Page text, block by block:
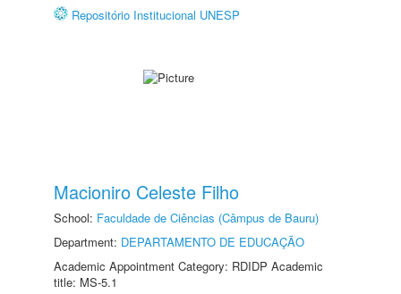
Repositório Institucional UNESP
Macioniro Celeste Filho
School: Faculdade de Ciências (Câmpus de Bauru)
Department: DEPARTAMENTO DE EDUCAÇÃO
Academic Appointment Category: RDIDP Academic
title: MS-5.1